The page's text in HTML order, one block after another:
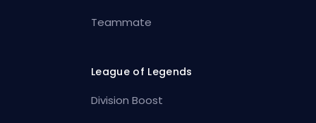
Teammate
League of Legends
Division Boost